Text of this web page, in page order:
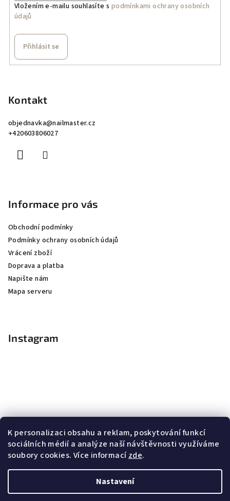
K personalizaci obsahu a reklam, poskytování funkcí
sociálních médií a analýze naší návštěvnosti využíváme
soubory cookies. Více informacízde.
Nastavení
Vložením e-mailu souhlasíte s podmínkami ochrany osobních
údajů
Přihlásit se
Kontakt
objednavka@nailmaster.cz
+420603806027
Informace pro vás
Obchodní podmínky
Podmínky ochrany osobních údajů
Vrácení zboží
Doprava a platba
Napište nám
Mapa serveru
Instagram
Sledovat na Instagramu